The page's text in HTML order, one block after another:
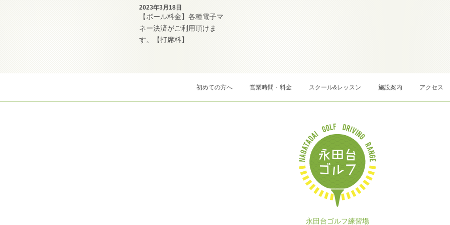
2023年3月18日
【ボール料金】各種電子マ
ネー決済がご利用頂けま
す。【打席料】
初めての方へ 営業時間・料金 スクール&レッスン 施設案内 アクセス
永田台ゴルフ練習場